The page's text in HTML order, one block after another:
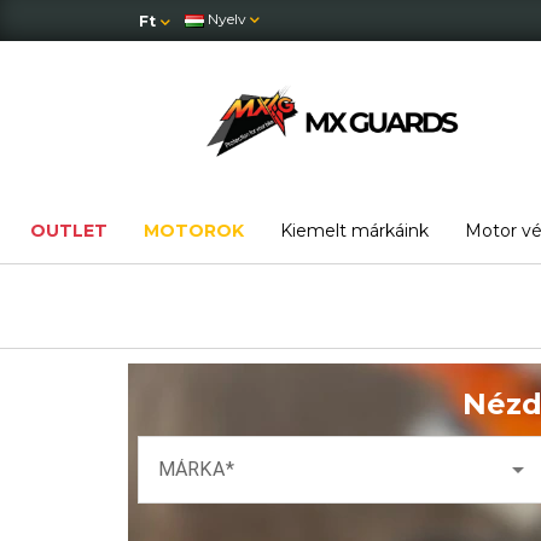
Ft Nyelv
OUTLET MOTOROK Kiemelt márkáink Motor
MÁRKA arrow_drop_down